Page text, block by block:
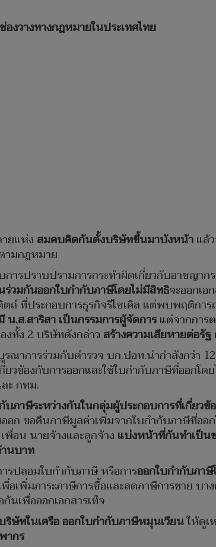
งวางทางกฎหมายในประเทศไทย
ยแห่ง สมคบคิดกันตั้งบริษัทขึ้นมาบังหน้าแล้
มกฎหมาย
ารปราบปรามการกระทำผิดเกี่ยวกับอาชญาก
ร่วมกันออกใบกำกับภาษีโดยไม่มีสิทธิจะออกเ
ตถ์ ที่ประกอบการธุรกิจรีไซเคิล แต่พบพฤติกา
.ส.สาริสา เป็นกรรมการผู้จัดการแต่จากการ
งทั้ง 2 บริษัทดังกล่าว สร้างความเสียหายต่อรัฐ
ณาการร่วมกับตำรวจ บก.ปอท.นำกำลังกว่า
วข้องกับการออกและใช้ใบกำกับภาษีที่ออกโ
ะ กทม.
บภาษีระหว่างกันในกลุ่มผู้ประกอบการที่เกี่ยวข้
ก ขอคืนภาษีมูลค่าเพิ่มจากใบกำกับภาษีที่ออ
อน นายจ้างและลูกจ้าง แบ่งหน้าที่กันทำเป็น
านบาท
รปลอมใบกำกับภาษี หรือการออกใบกำกับภา
พื่อเพิ่มภาระภาษีการซื้อและลดภาษีการขาย บา
นเพื่อออกเอกสารเท็จ
ริษัทในเครือ ออกใบกำกับภาษีหมุนเวียนให้ดูเ
ากร